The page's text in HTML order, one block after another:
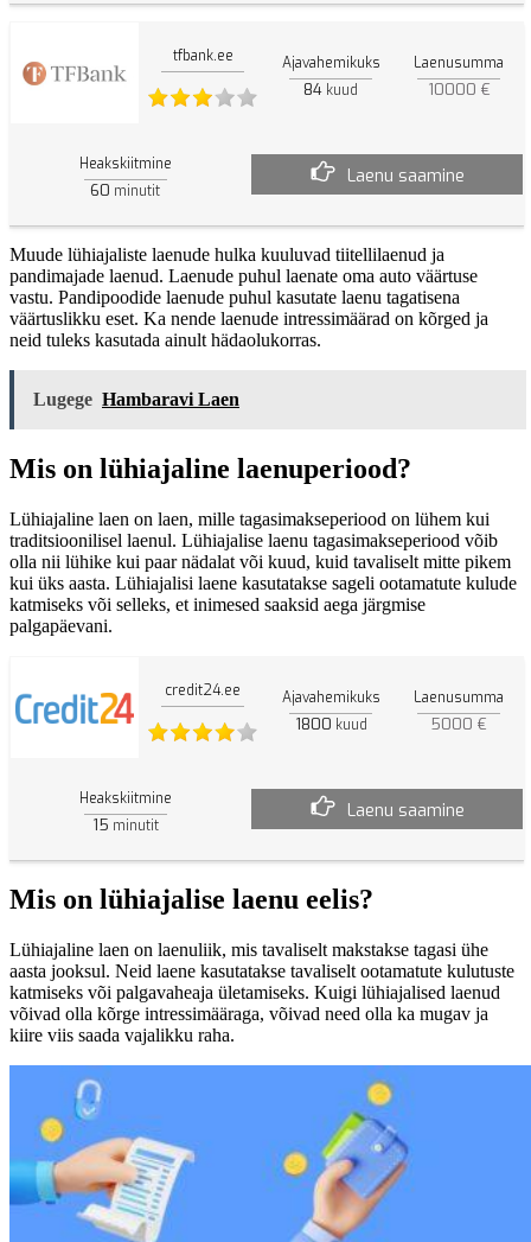
tfbank.ee Ajavahemikuks
84 kuud
Laenusumma
10000 €
Heakskiitmine
60 minutit
Laenu saamine
Muude lühiajaliste laenude hulka kuuluvad tiitellilaenud ja
pandimajade laenud. Laenude puhul laenate oma auto väärtuse
vastu. Pandipoodide laenude puhul kasutate laenu tagatisena
väärtuslikku eset. Ka nende laenude intressimäärad on kõrged ja
neid tuleks kasutada ainult hädaolukorras.
Lugege Hambaravi Laen
Mis on lühiajaline laenuperiood?
Lühiajaline laen on laen, mille tagasimakseperiood on lühem kui
traditsioonilisel laenul. Lühiajalise laenu tagasimakseperiood võib
olla nii lühike kui paar nädalat või kuud, kuid tavaliselt mitte pikem
kui üks aasta. Lühiajalisi laene kasutatakse sageli ootamatute kulude
katmiseks või selleks, et inimesed saaksid aega järgmise
palgapäevani.
credit24.ee Ajavahemikuks
1800 kuud
Laenusumma
5000 €
Heakskiitmine
15 minutit
Laenu saamine
Mis on lühiajalise laenu eelis?
Lühiajaline laen on laenuliik, mis tavaliselt makstakse tagasi ühe
aasta jooksul. Neid laene kasutatakse tavaliselt ootamatute kulutuste
katmiseks või palgavaheaja ületamiseks. Kuigi lühiajalised laenud
võivad olla kõrge intressimääraga, võivad need olla ka mugav ja
kiire viis saada vajalikku raha.